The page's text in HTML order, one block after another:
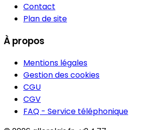
Contact
Plan de site
À propos
Mentions légales
Gestion des cookies
CGU
CGV
FAQ - Service téléphonique